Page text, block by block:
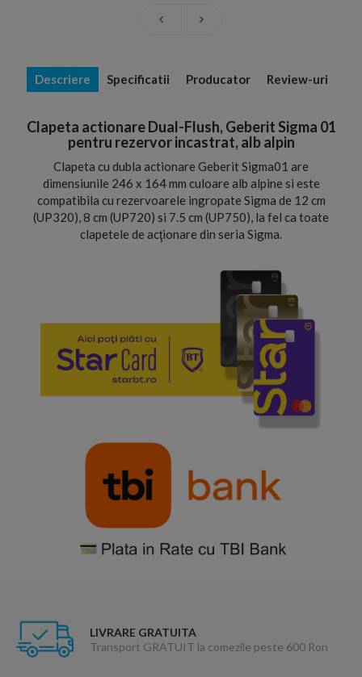
Descriere Specificatii Producator Review-uri
Clapeta actionare Dual-Flush, Geberit Sigma 01
pentru rezervor incastrat, alb alpin
Clapeta cu dubla actionare Geberit Sigma01 are
dimensiunile 246 x 164 mm culoare alb alpine si este
compatibila cu rezervoarele ingropate Sigma de 12 cm
(UP320), 8 cm (UP720) si 7.5 cm (UP750), la fel ca toate
clapetele de acţionare din seria Sigma.
LIVRARE GRATUITA
Transport GRATUIT la comezile peste 600 Ron